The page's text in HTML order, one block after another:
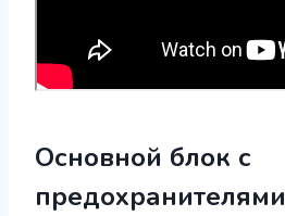
Основной блок с
предохранителями